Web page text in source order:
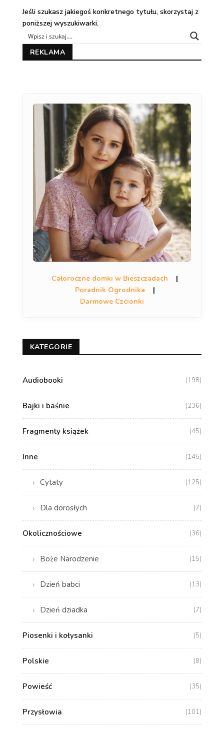
Jeśli szukasz jakiegoś konkretnego tytułu, skorzystaj z
poniższej wyszukiwarki.
REKLAMA
Całoroczne domki w Bieszczadach
|
Poradnik Ogrodnika
|
Darmowe Czcionki
KATEGORIE
Audiobooki (198)
Bajki i baśnie (236)
Fragmenty książek (45)
Inne (145)
Cytaty (125)
Dla dorosłych (7)
Okolicznościowe (36)
Boże Narodzenie (15)
Dzień babci (13)
Dzień dziadka (7)
Piosenki i kołysanki (5)
Polskie (8)
Powieść (35)
Przysłowia (101)